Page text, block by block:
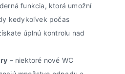
funkcia, ktorá umožní
kedykoľvek počas
úplnú kontrolu nad
– niektoré nové WC